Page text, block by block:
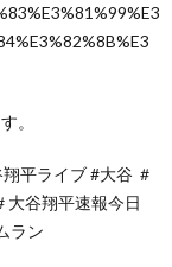
。
平ライブ #大谷 ＃
谷翔平速報今日
ラン